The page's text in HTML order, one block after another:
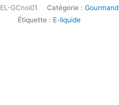
EL-GCnoi01 Catégorie :Gourmand
Étiquette : E-liquide